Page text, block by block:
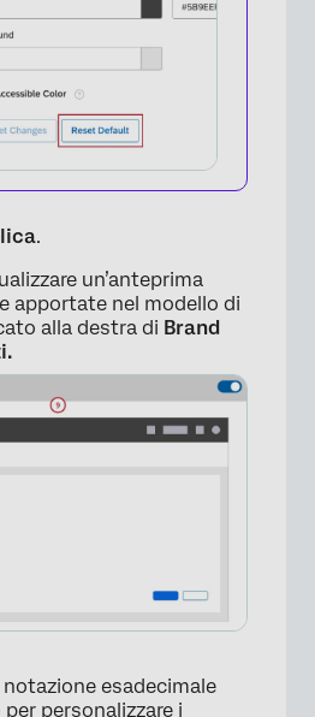
×
×
.
un’anteprima
apportate nel modello di
alla destra di Brand
notazione esadecimale
per personalizzare i